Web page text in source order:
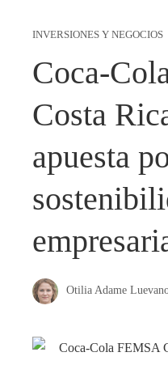
INVERSIONES Y NEGOCIOS
Coca-
Costa
apuesta
Otilia Adame